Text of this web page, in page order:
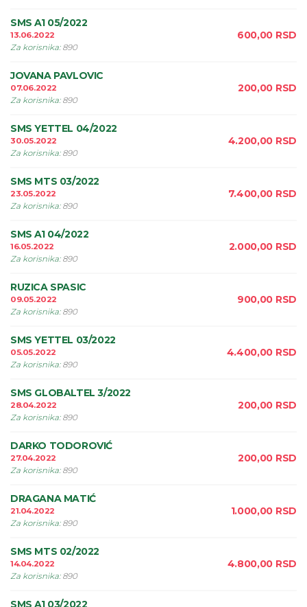
SMS A1 05/2022
13.06.2022
Za korisnika: 890
600,00 RSD
JOVANA PAVLOVIC
07.06.2022
Za korisnika: 890
200,00 RSD
SMS YETTEL 04/2022
30.05.2022
Za korisnika: 890
4.200,00 RSD
SMS MTS 03/2022
23.05.2022
Za korisnika: 890
7.400,00 RSD
SMS A1 04/2022
16.05.2022
Za korisnika: 890
2.000,00 RSD
RUZICA SPASIC
09.05.2022
Za korisnika: 890
900,00 RSD
SMS YETTEL 03/2022
05.05.2022
Za korisnika: 890
4.400,00 RSD
SMS GLOBALTEL 3/2022
28.04.2022
Za korisnika: 890
200,00 RSD
DARKO TODOROVIĆ
27.04.2022
Za korisnika: 890
200,00 RSD
DRAGANA MATIĆ
21.04.2022
Za korisnika: 890
1.000,00 RSD
SMS MTS 02/2022
14.04.2022
Za korisnika: 890
4.800,00 RSD
SMS A1 03/2022